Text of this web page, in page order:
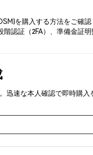
を購入する方法をご
認証（2FA）、準備金
迅速な本人確認で即時購